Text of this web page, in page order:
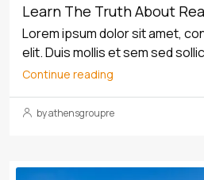
Learn The Truth About
Lorem ipsum dolor sit amet,
elit. Duis mollis et sem sed
Continue reading
by athensgroupre